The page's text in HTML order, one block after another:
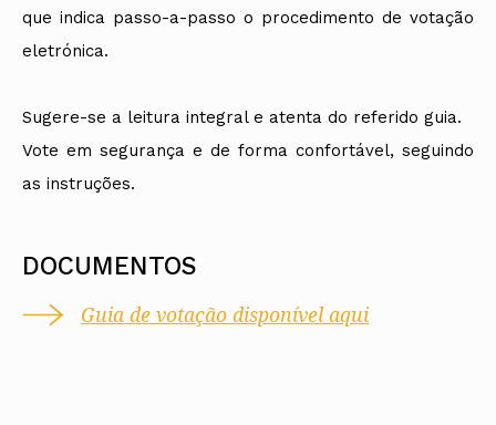
que indica passo-a-passo o procedimento de votação
eletrónica.
Sugere-se a leitura integral e atenta do referido guia.
Vote em segurança e de forma confortável, seguindo
as instruções.
DOCUMENTOS
Guia de votação disponível aqui